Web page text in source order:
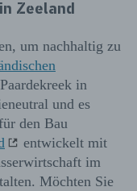
Zeeland
um nachhaltig zu
in
und es
den Bau
entwickelt mit
im
Möchten Sie